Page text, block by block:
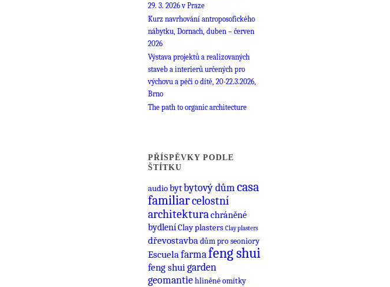
29. 3. 2026 v Praze
Kurz navrhování antroposofického
nábytku, Dornach, duben – červen
2026
Výstava projektů a realizovaných
staveb a interierů určených pro
výchovu a péči o dítě, 20-22.3.2026,
Brno
The path to organic architecture
PŘÍSPĚVKY PODLE
ŠTÍTKU
audiobytbytový dům casa
familiarcelostní
architekturachráněné
bydleníClay plasters Clay plasters
dřevostavba dům pro seoniory
Escuelafarma feng shui
feng shui garden
geomantie hliněné omítky